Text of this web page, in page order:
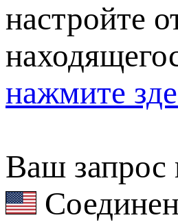
настройте
нажмите
Ваш запрос